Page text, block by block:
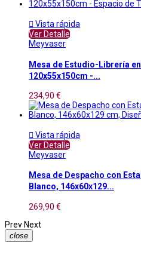
 Vista rápida
Ver Detalle
Meyvaser
Mesa de Estudio-Librería
120x55x150cm -...
234,90 €
 Vista rápida
Ver Detalle
Meyvaser
Mesa de Despacho con
Blanco, 146x60x129...
269,90 €
Prev Next
close